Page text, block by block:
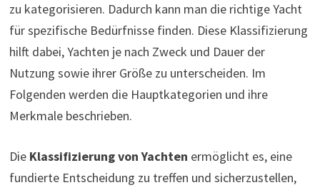
zu kategorisieren. Dadurch kann man die richtige Yacht
für spezifische Bedürfnisse finden. Diese Klassifizierung
hilft dabei, Yachten je nach Zweck und Dauer der
Nutzung sowie ihrer Größe zu unterscheiden. Im
Folgenden werden die Hauptkategorien und ihre
Merkmale beschrieben.
Die Klassifizierung von Yachten ermöglicht es, eine
fundierte Entscheidung zu treffen und sicherzustellen,